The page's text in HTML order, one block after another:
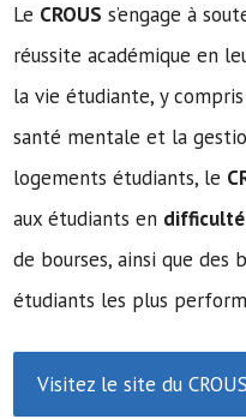
Le CROUS s’engage à
réussite académique en
la vie étudiante, y
santé mentale et la
logements étudiants, le
aux étudiants en
de bourses, ainsi que des
étudiants les plus
Visitez le site du CROUS